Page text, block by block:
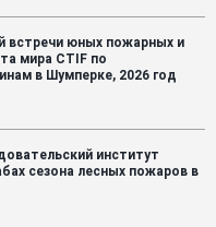
встречи юных пожарных и
мира CTIF по
в Шумперке, 2026 год
институт
сезона лесных пожаров в